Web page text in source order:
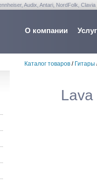
Audix, Antari, NordFolk,
О компании
Каталог товаров / Гитары
Lava